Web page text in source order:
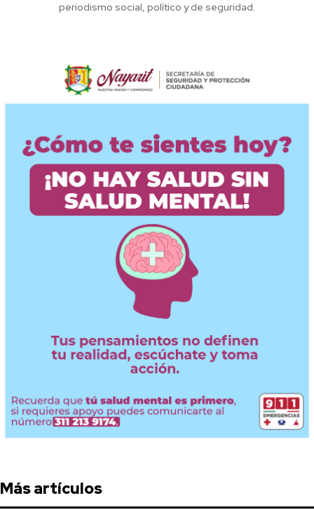
periodismo social, político y de seguridad.
Más artículos